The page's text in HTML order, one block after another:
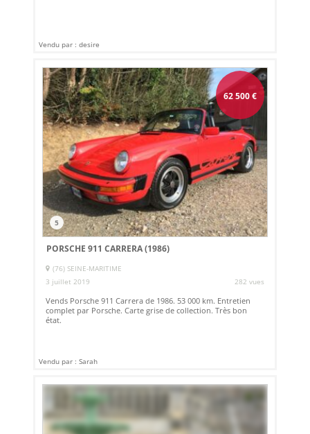
Vendu par : desire
62 500€
5
PORSCHE 911 CARRERA (1986)
(76) SEINE-MARITIME
3 juillet 2019
282 vues
Vends Porsche 911 Carrera de 1986. 53 000 km. Entretien
complet par Porsche. Carte grise de collection. Très bon
état.
Vendu par : Sarah